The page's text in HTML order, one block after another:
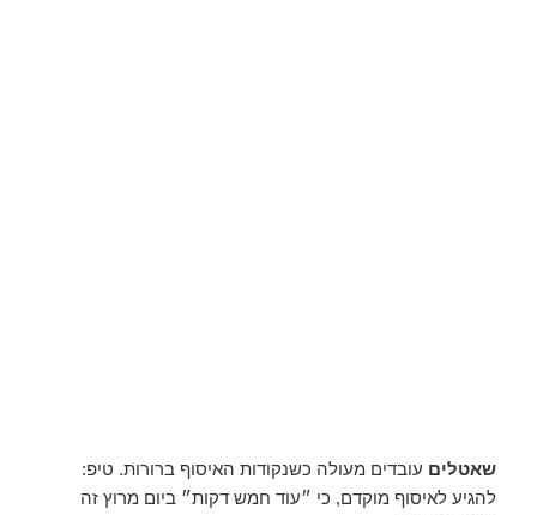
שאטלים עובדים מעולה כשנקודות האיסוף ברורות. טיפ:
להגיע לאיסוף מוקדם, כי ״עוד חמש דקות״ ביום מרוץ זה